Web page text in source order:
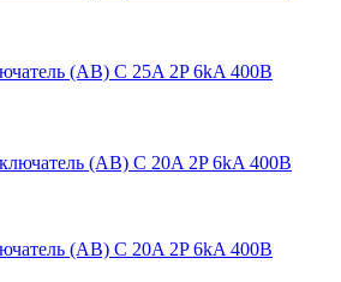
(АВ) C 25A 2P 6kA 400В
(АВ) C 20A 2P 6kA 400В